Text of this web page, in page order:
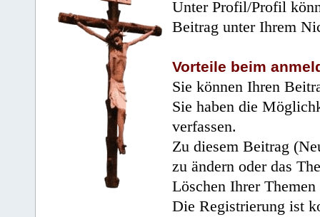
Unter Profil/Profil
Beitrag unter Ihrem
Vorteile beim
Sie können Ihren
Sie haben die
verfassen.
Zu diesem Beitrag
zu ändern oder das
Löschen Ihrer
Die Registrierung ist